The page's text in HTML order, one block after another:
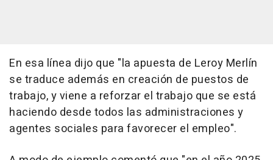
En esa línea dijo que "la apuesta de Leroy Merlín
se traduce además en creación de puestos de
trabajo, y viene a reforzar el trabajo que se está
haciendo desde todos las administraciones y
agentes sociales para favorecer el empleo".